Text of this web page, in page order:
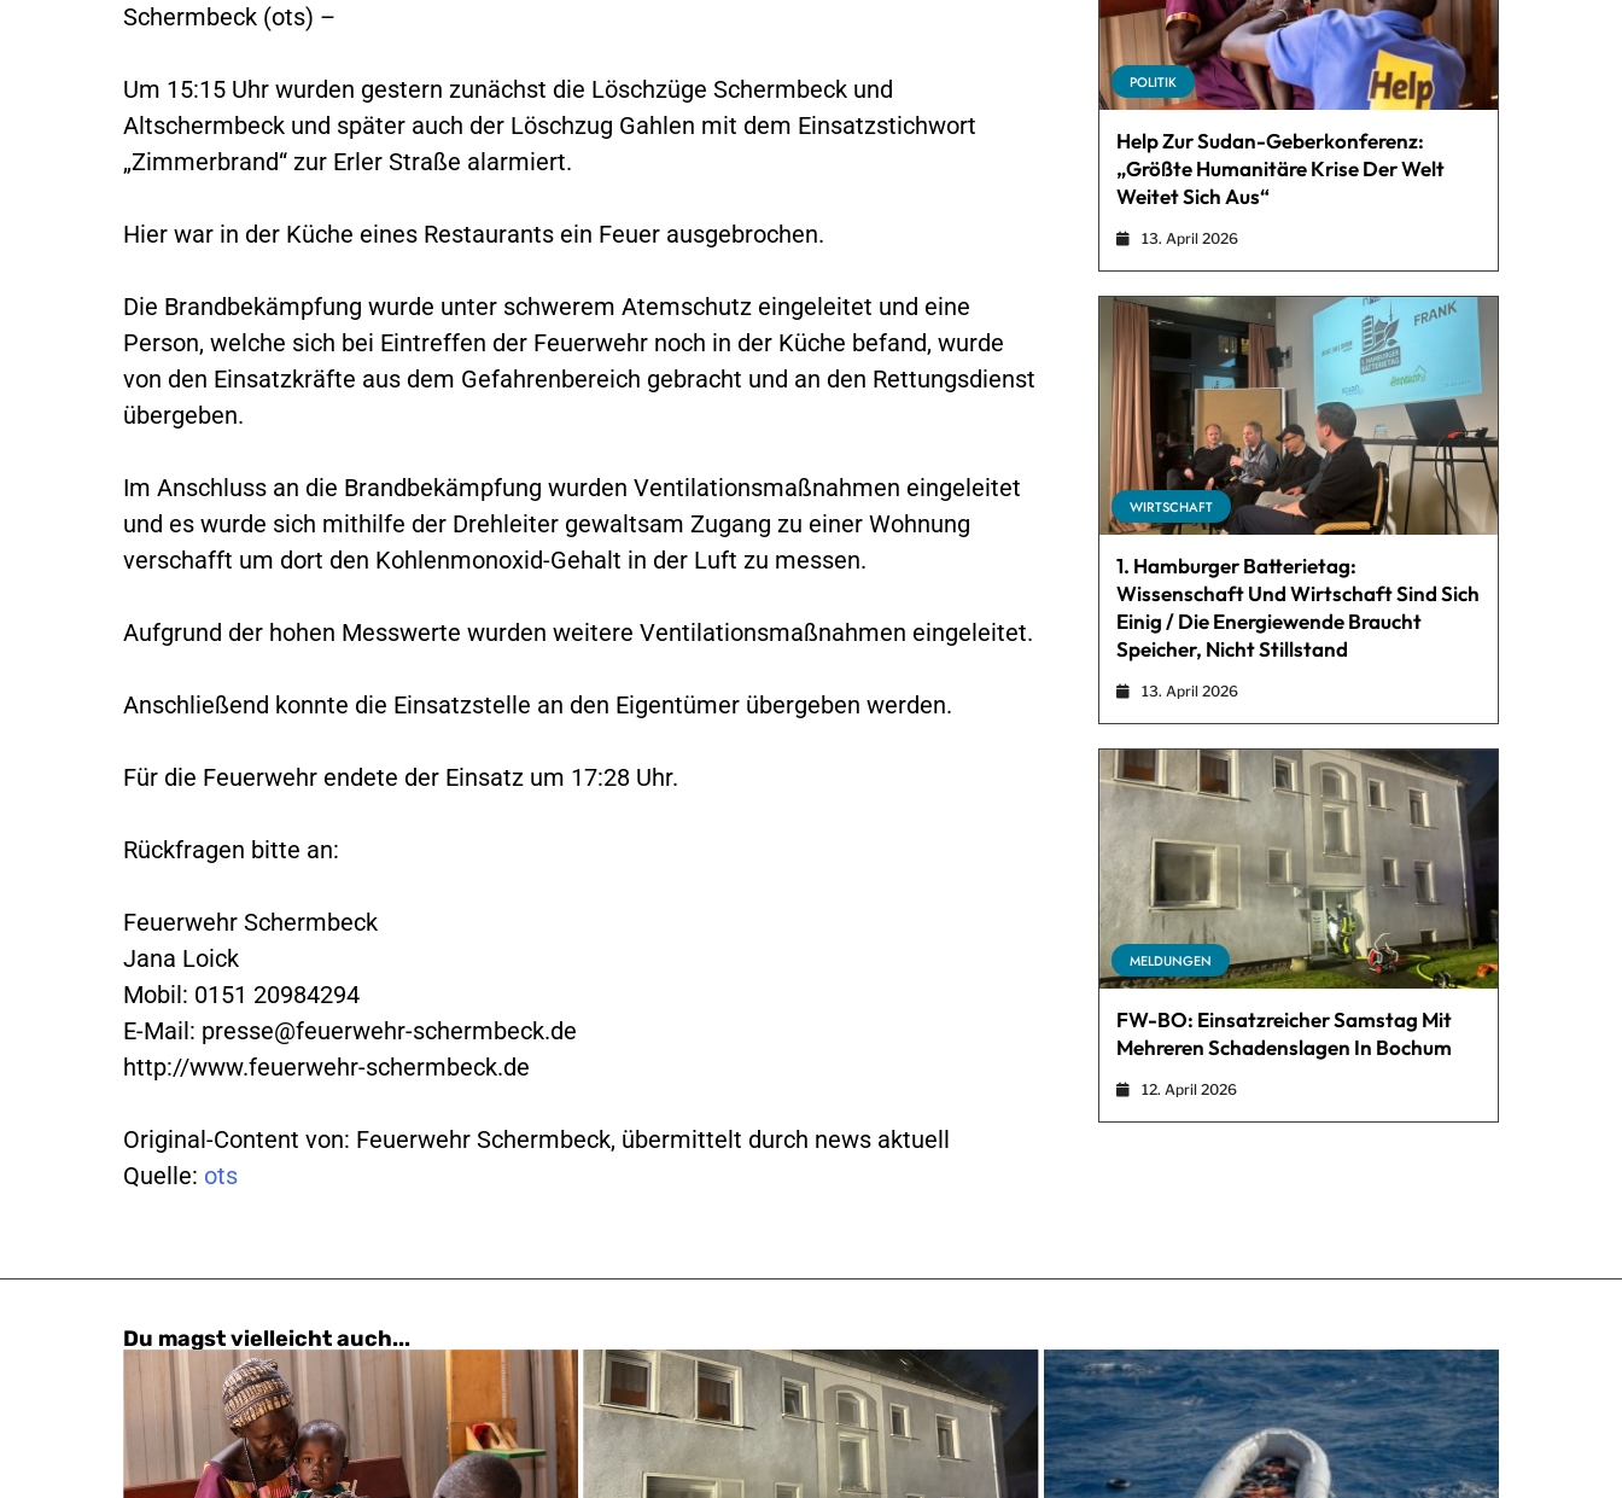
Schermbeck (ots) –
Um 15:15 Uhr wurden gestern zunächst die Löschzüge Schermbeck und
Altschermbeck und später auch der Löschzug Gahlen mit dem Einsatzstichwort
„Zimmerbrand“ zur Erler Straße alarmiert.
Hier war in der Küche eines Restaurants ein Feuer ausgebrochen.
Die Brandbekämpfung wurde unter schwerem Atemschutz eingeleitet und eine
Person, welche sich bei Eintreffen der Feuerwehr noch in der Küche befand, wurde
von den Einsatzkräfte aus dem Gefahrenbereich gebracht und an den Rettungsdienst
übergeben.
Im Anschluss an die Brandbekämpfung wurden Ventilationsmaßnahmen eingeleitet
und es wurde sich mithilfe der Drehleiter gewaltsam Zugang zu einer Wohnung
verschafft um dort den Kohlenmonoxid-Gehalt in der Luft zu messen.
Aufgrund der hohen Messwerte wurden weitere Ventilationsmaßnahmen eingeleitet.
Anschließend konnte die Einsatzstelle an den Eigentümer übergeben werden.
Für die Feuerwehr endete der Einsatz um 17:28 Uhr.
Rückfragen bitte an:
Feuerwehr Schermbeck
Jana Loick
Mobil: 0151 20984294
E-Mail: presse@feuerwehr-schermbeck.de
http://www.feuerwehr-schermbeck.de
Original-Content von: Feuerwehr Schermbeck, übermittelt durch news aktuell
Quelle: ots
POLITIK
Help Zur Sudan-Geberkonferenz:
„Größte Humanitäre Krise Der Welt
Weitet Sich Aus“
13. April 2026
WIRTSCHAFT
1. Hamburger Batterietag:
Wissenschaft Und Wirtschaft Sind Sich
Einig / Die Energiewende Braucht
Speicher, Nicht Stillstand
13. April 2026
MELDUNGEN
FW-BO: Einsatzreicher Samstag Mit
Mehreren Schadenslagen In Bochum
12. April 2026
Du magst vielleicht auch...